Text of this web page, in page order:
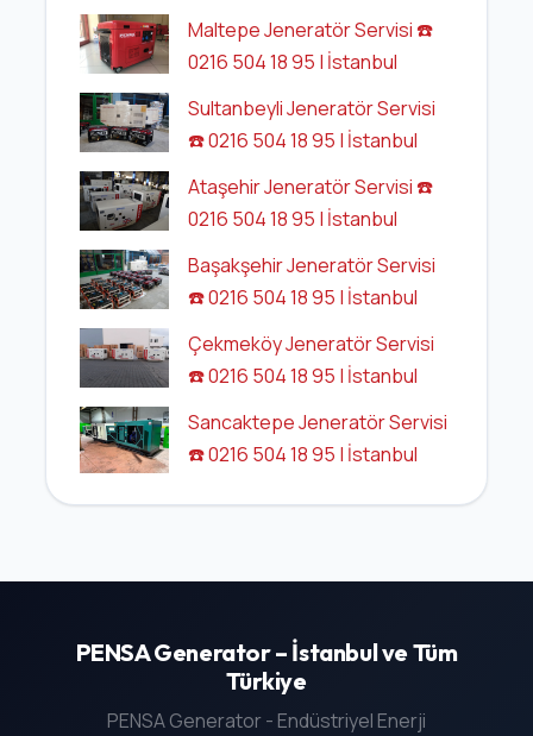
Maltepe Jeneratör Servisi ☎️
0216 504 18 95 | İstanbul
Sultanbeyli Jeneratör Servisi
☎️ 0216 504 18 95 | İstanbul
Ataşehir Jeneratör Servisi ☎️
0216 504 18 95 | İstanbul
Başakşehir Jeneratör Servisi
☎️ 0216 504 18 95 | İstanbul
Çekmeköy Jeneratör Servisi
☎️ 0216 504 18 95 | İstanbul
Sancaktepe Jeneratör Servisi
☎️ 0216 504 18 95 | İstanbul
PENSA Generator – İstanbul ve Tüm
Türkiye
PENSA Generator - Endüstriyel Enerji